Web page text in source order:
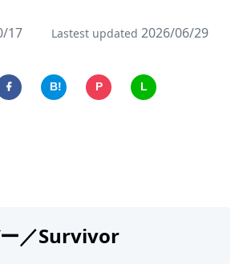
17 Lastest updated 2026/06/29
B! P L
／Survivor